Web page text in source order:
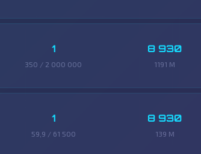
1
350 / 2 000 000
8 930
1191 M
1
59,9 / 61 500
8 930
139 M